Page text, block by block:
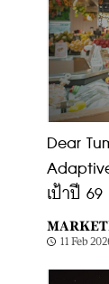
Dear
เป้าปี 69
11 Feb